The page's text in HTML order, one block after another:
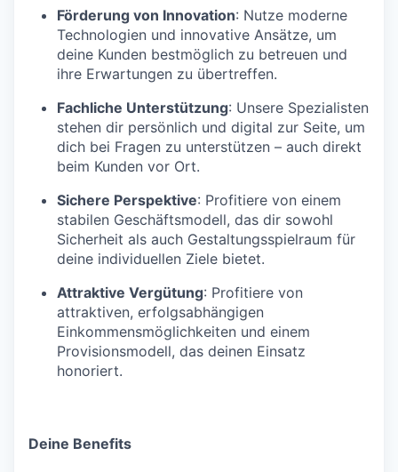
Förderung von Innovation: Nutze moderne
Technologien und innovative Ansätze, um
deine Kunden bestmöglich zu betreuen und
ihre Erwartungen zu übertreffen.
Fachliche Unterstützung: Unsere Spezialisten
stehen dir persönlich und digital zur Seite, um
dich bei Fragen zu unterstützen – auch direkt
beim Kunden vor Ort.
Sichere Perspektive: Profitiere von einem
stabilen Geschäftsmodell, das dir sowohl
Sicherheit als auch Gestaltungsspielraum für
deine individuellen Ziele bietet.
Attraktive Vergütung: Profitiere von
attraktiven, erfolgsabhängigen
Einkommensmöglichkeiten und einem
Provisionsmodell, das deinen Einsatz
honoriert.
Deine Benefits